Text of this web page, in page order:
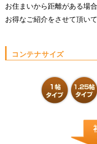
お住まいから距離がある場
お得なご紹介をさせて頂いて
コンテナサイズ